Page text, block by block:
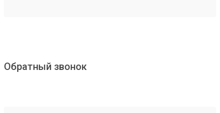
Обратный звонок